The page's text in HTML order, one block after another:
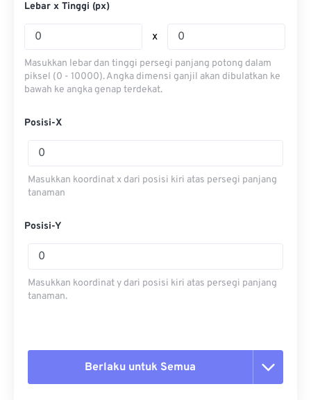
Lebar x Tinggi (px)
x
Masukkan lebar dan tinggi persegi panjang potong dalam
piksel (0 - 10000). Angka dimensi ganjil akan dibulatkan ke
bawah ke angka genap terdekat.
Posisi-X
Masukkan koordinat x dari posisi kiri atas persegi panjang
tanaman
Posisi-Y
Masukkan koordinat y dari posisi kiri atas persegi panjang
tanaman.
Berlaku untuk Semua